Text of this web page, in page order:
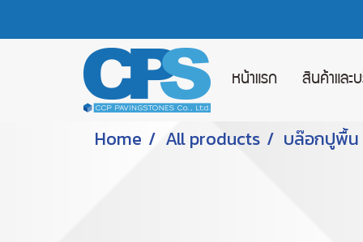
หน้าแรก สินค้าและ
Home All products บล๊อกปูพื้น